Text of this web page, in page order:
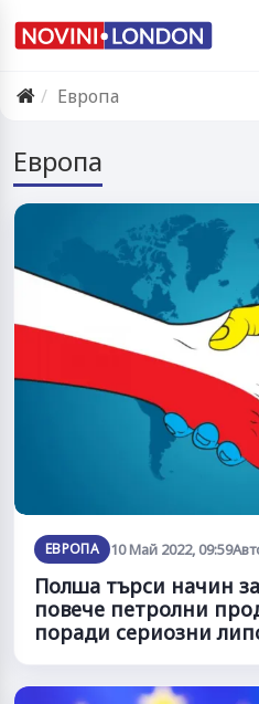
Европа
Европа
ЕВРОПА 10 Май 2022, 09:59
Полша търси начин
повече петролни
поради сериозни